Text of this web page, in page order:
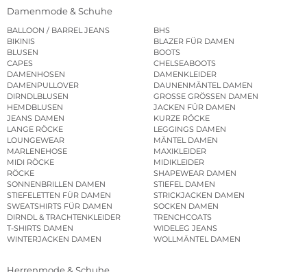
Damenmode & Schuhe
BALLOON / BARREL JEANS
BHS
BIKINIS
BLAZER FÜR DAMEN
BLUSEN
BOOTS
CAPES
CHELSEABOOTS
DAMENHOSEN
DAMENKLEIDER
DAMENPULLOVER
DAUNENMÄNTEL DAMEN
DIRNDLBLUSEN
GROSSE GRÖSSEN DAMEN
HEMDBLUSEN
JACKEN FÜR DAMEN
JEANS DAMEN
KURZE RÖCKE
LANGE RÖCKE
LEGGINGS DAMEN
LOUNGEWEAR
MÄNTEL DAMEN
MARLENEHOSE
MAXIKLEIDER
MIDI RÖCKE
MIDIKLEIDER
RÖCKE
SHAPEWEAR DAMEN
SONNENBRILLEN DAMEN
STIEFEL DAMEN
STIEFELETTEN FÜR DAMEN
STRICKJACKEN DAMEN
SWEATSHIRTS FÜR DAMEN
SOCKEN DAMEN
DIRNDL & TRACHTENKLEIDER
TRENCHCOATS
T-SHIRTS DAMEN
WIDELEG JEANS
WINTERJACKEN DAMEN
WOLLMÄNTEL DAMEN
Herrenmode & Schuhe